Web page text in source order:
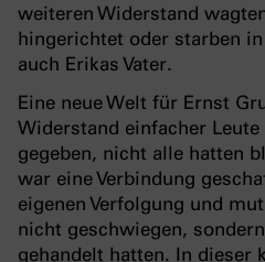
weiteren Widerstand
hingerichtet oder starben
auch Erikas Vater.
Eine neue Welt für Ernst
Widerstand einfacher
gegeben, nicht alle hatten
war eine Verbindung
eigenen Verfolgung und
nicht geschwiegen,
gehandelt hatten. In dieser